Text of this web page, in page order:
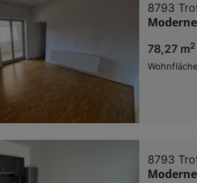
8793
78,27 m2
Wohnfläche
8793